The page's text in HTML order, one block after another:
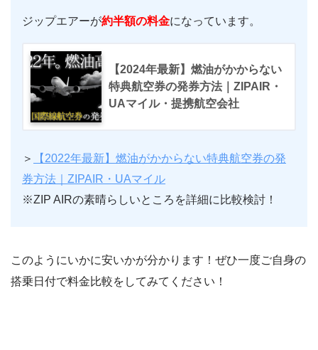
ジップエアーが約半額の料金になっています。
【2024年最新】燃油がかからない
特典航空券の発券方法｜ZIPAIR・
UAマイル・提携航空会社
＞
【2022年最新】燃油がかからない特典航空券の発
券方法｜ZIPAIR・UAマイル
※ZIP AIRの素晴らしいところを詳細に比較検討！
このようにいかに安いかが分かります！ぜひ一度ご自身の
搭乗日付で料金比較をしてみてください！